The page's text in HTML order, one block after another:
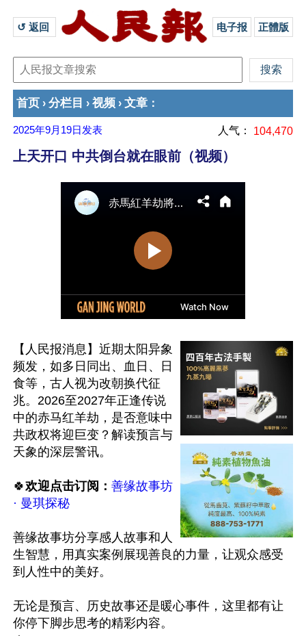
↺ 返回 电子报 正體版
首页 › 分栏目 › 视频 › 文章 ：
2025年9月19日 发表 人气： 104,470
上天开口 中共倒台就在眼前（视频）
【人民报消息】近期太阳异象
频发，如多日同出、血日、日
食等，古人视为改朝换代征
兆。2026至2027年正逢传说
中的赤马红羊劫，是否意味中
共政权将迎巨变？解读预言与
天象的深层警讯。
🍀欢迎点击订阅： 善缘故事坊
· 曼琪探秘
善缘故事坊分享感人故事和人
生智慧，用真实案例展现善良的力量，让观众感受
到人性中的美好。
无论是预言、历史故事还是暖心事件，这里都有让
你停下脚步思考的精彩内容。